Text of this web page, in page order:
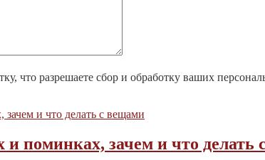
что разрешаете сбор и обработку ваших
и поминках, зачем и что делать